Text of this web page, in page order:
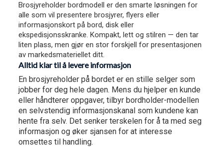
Brosjyreholder bordmodell er den smarte løsningen for
alle som vil presentere brosjyrer, flyers eller
informasjonskort på bord, disk eller
ekspedisjonsskranke. Kompakt, lett og stilren — den tar
liten plass, men gjør en stor forskjell for presentasjonen
av markedsmateriellet ditt.
Alltid klar til å levere informasjon
En brosjyreholder på bordet er en stille selger som
jobber for deg hele dagen. Mens du hjelper en kunde
eller håndterer oppgaver, tilbyr bordholder-modellen
en selvstendig informasjonskanal som kundene kan
hente fra selv. Det senker terskelen for å ta med seg
informasjon og øker sjansen for at interesse
omsettes til handling.